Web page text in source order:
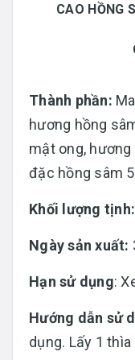
CAO HỒNG
Thành phần:
hương hồng
mật ong,
đặc hồng sâm
Khối lượng tịnh:
Ngày sản xuất:
Hạn sử dụng:
Hướng dẫn sử
dụng. Lấy 1